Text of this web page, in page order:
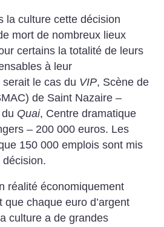
la culture cette décision
mort de nombreux lieux
certains la totalité de leurs
à leur
le cas du VIP, Scène de
de Saint Nazaire –
Quai, Centre dramatique
– 200 000 euros. Les
150 000 emplois sont mis
réalité économiquement
chaque euro d’argent
culture a de grandes